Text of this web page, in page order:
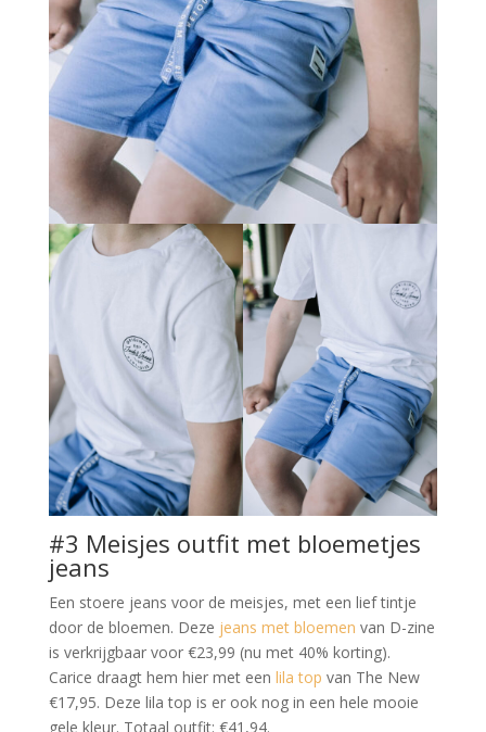
#3 Meisjes outfit met bloemetjes
jeans
Een stoere jeans voor de meisjes, met een lief tintje
door de bloemen. Deze jeans met bloemen van D-zine
is verkrijgbaar voor €23,99 (nu met 40% korting).
Carice draagt hem hier met een lila top van The New
€17,95. Deze lila top is er ook nog in een hele mooie
gele kleur. Totaal outfit: €41,94.